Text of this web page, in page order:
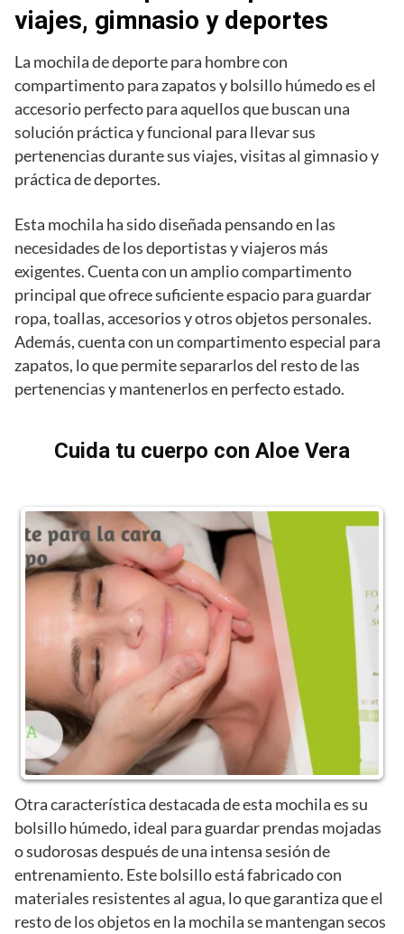
viajes, gimnasio y deportes
La mochila de deporte para hombre con
compartimento para zapatos y bolsillo húmedo es el
accesorio perfecto para aquellos que buscan una
solución práctica y funcional para llevar sus
pertenencias durante sus viajes, visitas al gimnasio y
práctica de deportes.
Esta mochila ha sido diseñada pensando en las
necesidades de los deportistas y viajeros más
exigentes. Cuenta con un amplio compartimento
principal que ofrece suficiente espacio para guardar
ropa, toallas, accesorios y otros objetos personales.
Además, cuenta con un compartimento especial para
zapatos, lo que permite separarlos del resto de las
pertenencias y mantenerlos en perfecto estado.
Cuida tu cuerpo con Aloe Vera
Otra característica destacada de esta mochila es su
bolsillo húmedo, ideal para guardar prendas mojadas
o sudorosas después de una intensa sesión de
entrenamiento. Este bolsillo está fabricado con
materiales resistentes al agua, lo que garantiza que el
resto de los objetos en la mochila se mantengan secos